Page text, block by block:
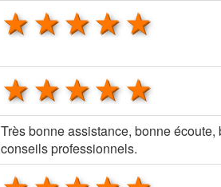
4 stars
3 stars
2 stars
1 star
4 stars
3 stars
2 stars
1 star
Très bonne assistance, bonne écoute,
conseils professionnels.